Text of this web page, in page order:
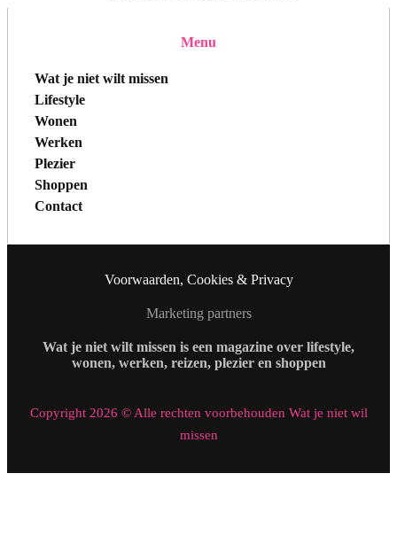
Menu
Wat je niet wilt missen
Lifestyle
Wonen
Werken
Plezier
Shoppen
Contact
Voorwaarden, Cookies & Privacy
Marketing partners
Wat je niet wilt missen is een magazine over lifestyle,
wonen, werken, reizen, plezier en shoppen
Copyright 2026 © Alle rechten voorbehouden Wat je niet wil
missen